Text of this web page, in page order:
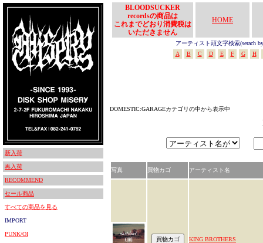
新入荷
再入荷
RECOMMEND
セール商品
すべての商品を見る
IMPORT
PUNK/OI
BLOODSUCKER
recordsの商品は
これまでどおり消費税は
いただきません
HOME
アーティスト頭文字検索(serach
A
B C D E F G H
DOMESTIC:GARAGEカテゴリの中から表示中
写真 買物カゴ アーティスト名
KING BROTHERS